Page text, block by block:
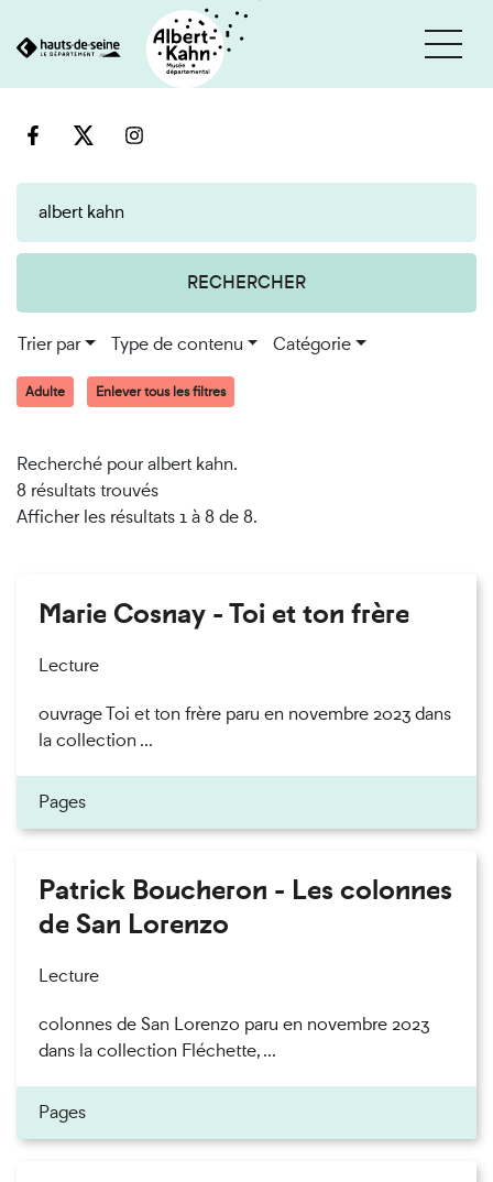
au
RECHERCHER
Trier par Type de contenu Catégorie
Adulte Enlever tous les filtres
Recherché pour albert kahn.
8 résultats trouvés
Afficher les résultats 1 à 8 de 8.
Marie Cosnay - Toi et ton frère
Lecture
ouvrage Toi et ton frère paru en novembre 2023 dans
la collection ...
Pages
Patrick Boucheron - Les colonnes
de San Lorenzo
Lecture
colonnes de San Lorenzo paru en novembre 2023
dans la collection Fléchette, ...
Pages
Cookies et traceurs utilisés sur ce site